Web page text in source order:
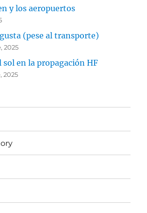
y los aeropuertos
(pese al transporte)
2025
sol en la propagación HF
2025